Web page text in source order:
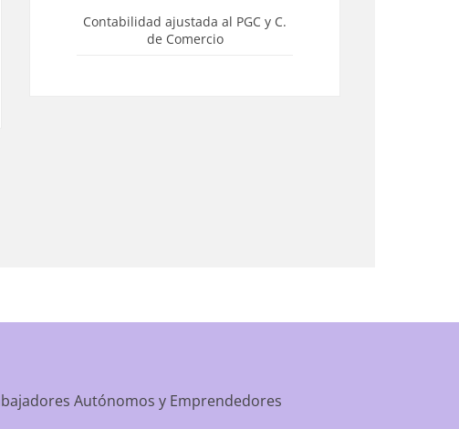
Contabilidad ajustada al PGC y C.
de Comercio
Autónomos y Emprendedores